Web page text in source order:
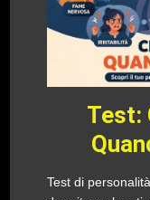
Test:
Test di